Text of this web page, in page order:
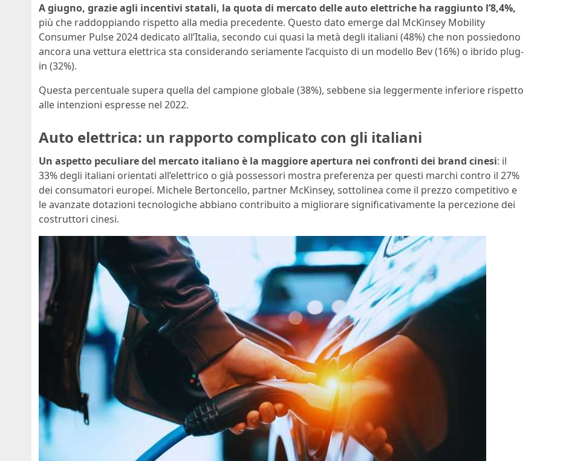
A giugno, grazie agli incentivi statali, la quota di mercato delle auto elettriche ha raggiunto l’8,4%,
più che raddoppiando rispetto alla media precedente. Questo dato emerge dal McKinsey Mobility
Consumer Pulse 2024 dedicato all’Italia, secondo cui quasi la metà degli italiani (48%) che non possiedono
ancora una vettura elettrica sta considerando seriamente l’acquisto di un modello Bev (16%) o ibrido plug-
in (32%).
Questa percentuale supera quella del campione globale (38%), sebbene sia leggermente inferiore rispetto
alle intenzioni espresse nel 2022.
Auto elettrica: un rapporto complicato con gli italiani
Un aspetto peculiare del mercato italiano è la maggiore apertura nei confronti dei brand cinesi: il
33% degli italiani orientati all’elettrico o già possessori mostra preferenza per questi marchi contro il 27%
dei consumatori europei. Michele Bertoncello, partner McKinsey, sottolinea come il prezzo competitivo e
le avanzate dotazioni tecnologiche abbiano contribuito a migliorare significativamente la percezione dei
costruttori cinesi.